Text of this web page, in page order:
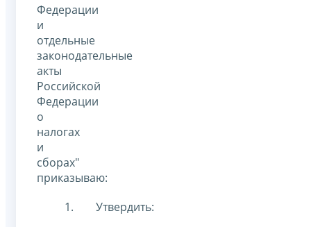
Федерации
и
отдельные
законодательные
акты
Российской
Федерации
о
налогах
и
сборах"
приказываю:
Утвердить: